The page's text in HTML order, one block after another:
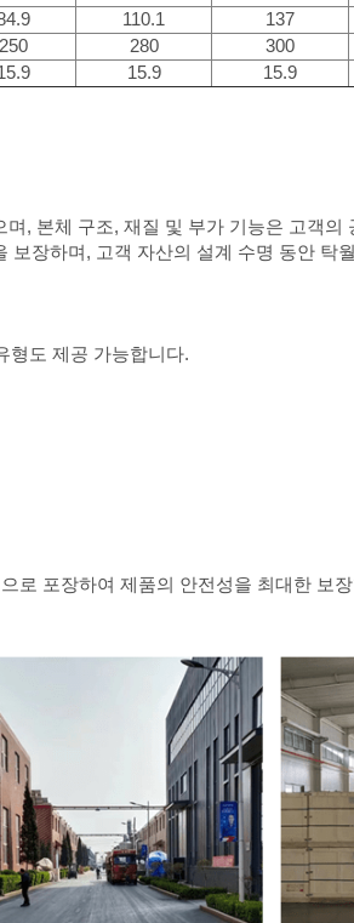
110.1 137
250
280 300
15.9 15.9
, 본체 구조, 재질 및 부가 기능은 고객
장하며, 고객 자산의 설계 수명 동안 탁
형도 제공 가능합니다.
로 포장하여 제품의 안전성을 최대한 보